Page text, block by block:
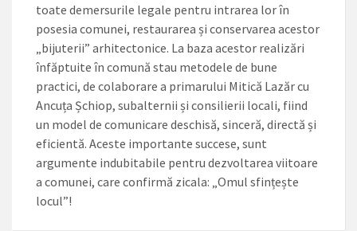
toate demersurile legale pentru intrarea lor în
posesia comunei, restaurarea și conservarea acestor
„bijuterii” arhitectonice. La baza acestor realizări
înfăptuite în comună stau metodele de bune
practici, de colaborare a primarului Mitică Lazăr cu
Ancuța Șchiop, subalternii și consilierii locali, fiind
un model de comunicare deschisă, sinceră, directă și
eficientă. Aceste importante succese, sunt
argumente indubitabile pentru dezvoltarea viitoare
a comunei, care confirmă zicala: „Omul sfințește
locul”!